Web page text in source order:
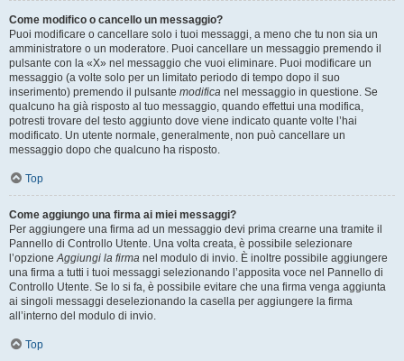
Come modifico o cancello un messaggio?
Puoi modificare o cancellare solo i tuoi messaggi, a meno che tu non sia un
amministratore o un moderatore. Puoi cancellare un messaggio premendo il
pulsante con la «X» nel messaggio che vuoi eliminare. Puoi modificare un
messaggio (a volte solo per un limitato periodo di tempo dopo il suo
inserimento) premendo il pulsante modifica nel messaggio in questione. Se
qualcuno ha già risposto al tuo messaggio, quando effettui una modifica,
potresti trovare del testo aggiunto dove viene indicato quante volte l’hai
modificato. Un utente normale, generalmente, non può cancellare un
messaggio dopo che qualcuno ha risposto.
Top
Come aggiungo una firma ai miei messaggi?
Per aggiungere una firma ad un messaggio devi prima crearne una tramite il
Pannello di Controllo Utente. Una volta creata, è possibile selezionare
l’opzione Aggiungi la firma nel modulo di invio. È inoltre possibile aggiungere
una firma a tutti i tuoi messaggi selezionando l’apposita voce nel Pannello di
Controllo Utente. Se lo si fa, è possibile evitare che una firma venga aggiunta
ai singoli messaggi deselezionando la casella per aggiungere la firma
all’interno del modulo di invio.
Top